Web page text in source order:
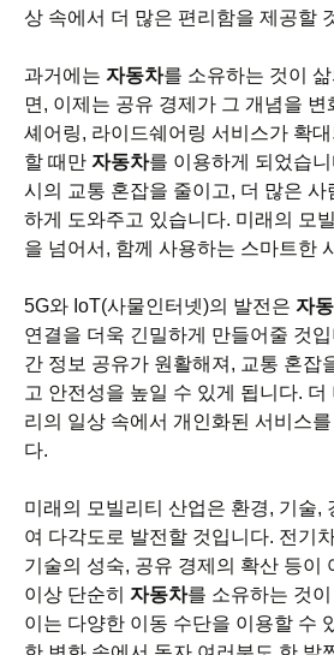
상 속에서 더 많은 편리함을 제공할
과거에는 자동차를 소유하는 것이
면, 이제는 공유 경제가 그 개념을
셰어링, 라이드쉐어링 서비스가 확
할 때만 자동차를 이용하게 되었습
시의 교통 혼잡을 줄이고, 더 많은
하게 도와주고 있습니다. 미래의 모
을 넘어서, 함께 사용하는 스마트한
5G와 IoT(사물인터넷)의 발전은 자
연결을 더욱 긴밀하게 만들어줄 것
간 정보 공유가 원활해져, 교통 혼잡
고 안전성을 높일 수 있게 됩니다.
리의 일상 속에서 개인화된 서비스
다.
미래의 모빌리티 산업은 환경, 기술,
여 다각도로 발전할 것입니다. 전기
기술의 성숙, 공유 경제의 확산 등이
이상 단순히 자동차를 소유하는 것
이는 다양한 이동 수단을 이용할 수